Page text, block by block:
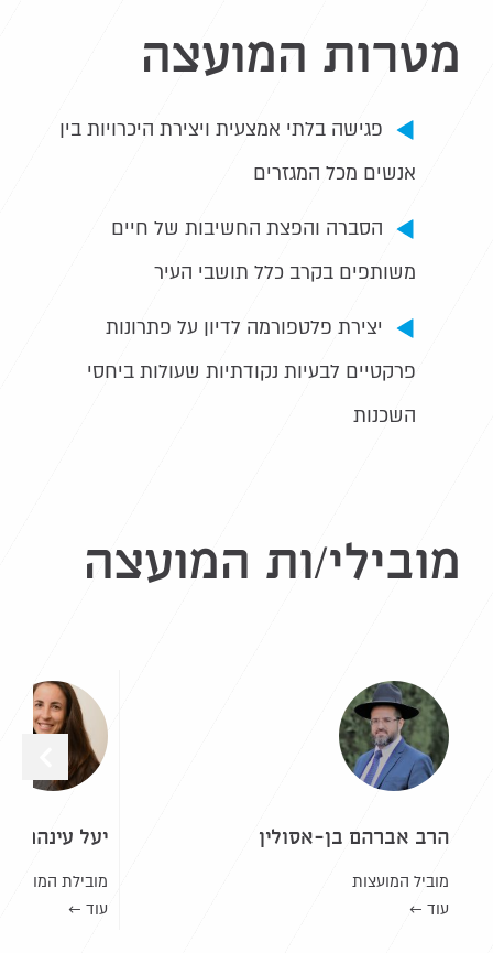
מטרות המועצה
פגישה בלתי אמצעית ויצירת היכרויות בין
אנשים מכל המגזרים
הסברה והפצת החשיבות של חיים
משותפים בקרב כלל תושבי העיר
יצירת פלטפורמה לדיון על פתרונות
פרקטיים לבעיות נקודתיות שעולות ביחסי
השכנות
מובילי/ות המועצה
הרב אברהם בן-אסולין
מוביל המועצות
עוד ←
יעל עינהר
מובילת המועצות
עוד ←